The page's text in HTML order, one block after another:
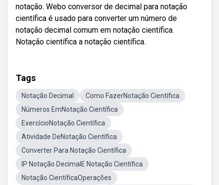
notação. Webo conversor de decimal para notação
científica é usado para converter um número de
notação decimal comum em notação científica.
Notação científica a notação científica.
Tags
Notação Decimal
Como FazerNotação Científica
Números EmNotação Científica
ExercícioNotação Científica
Atividade DeNotação Científica
Converter Para Notação Científica
IP Notação DecimalE Notação Científica
Notação CientíficaOperações